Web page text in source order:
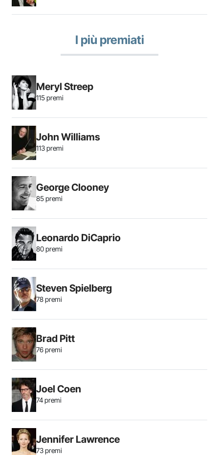
I più premiati
Meryl Streep
115 premi
John Williams
113 premi
George Clooney
85 premi
Leonardo DiCaprio
80 premi
Steven Spielberg
78 premi
Brad Pitt
76 premi
Joel Coen
74 premi
Jennifer Lawrence
73 premi